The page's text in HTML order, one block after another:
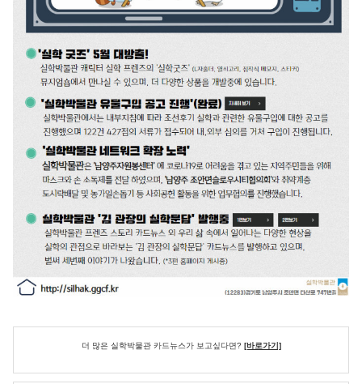
더 많은 실학박물관 카드뉴스가 보고싶다면? [바로가기]